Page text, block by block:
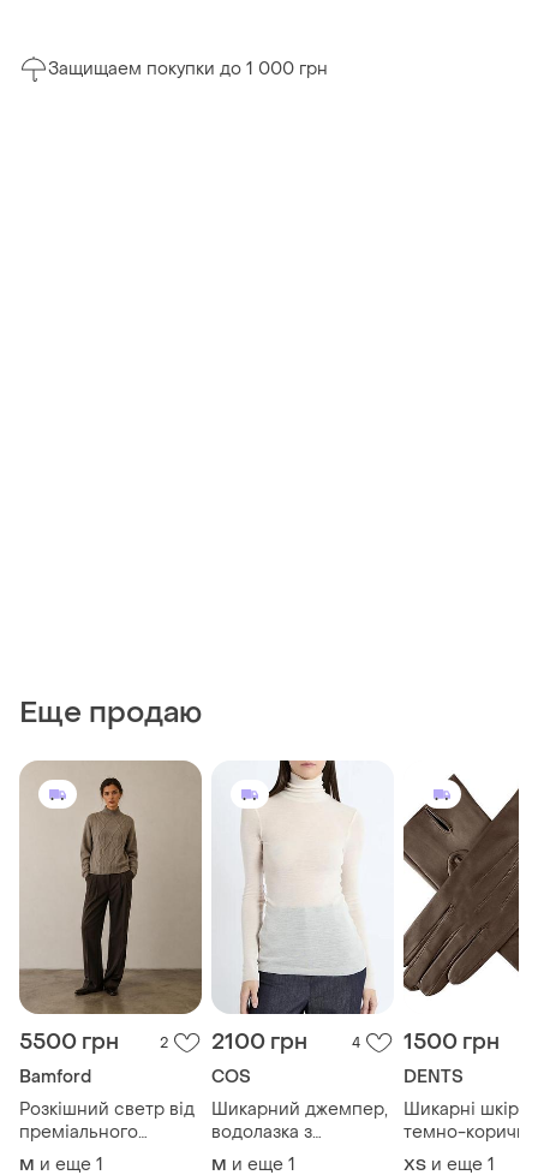
Защищаем покупки до 1 000 грн
Еще продаю
5500 грн 2
Bamford
Розкішний светр від
преміального
британського
M и еще 1
2100 грн 4
COS
Шикарний джемпер,
водолазка з
тоненької
M и еще 1
1500 грн
DENTS
Шикарні
темно-
рукавички від
XS и еще 1